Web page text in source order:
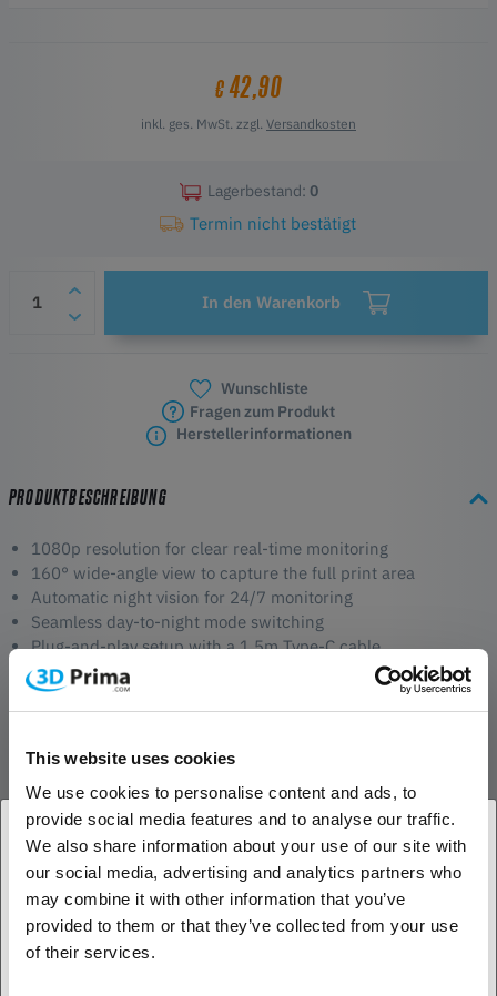
This website uses cookies
We use cookies to personalise content and ads, to
provide social media features and to analyse our traffic.
We also share information about your use of our site with
our social media, advertising and analytics partners who
may combine it with other information that you’ve
provided to them or that they’ve collected from your use
of their services.
€42,90
inkl. ges. MwSt. zzgl. Versandkosten
Lagerbestand: 0
Termin nicht bestätigt
In den Warenkorb
Wunschliste
Fragen zum Produkt
Herstellerinformationen
PRODUKTBESCHREIBUNG
1080p resolution for clear real-time monitoring
160° wide-angle view to capture the full print area
Automatic night vision for 24/7 monitoring
Seamless day-to-night mode switching
Plug-and-play setup with a 1.5m Type-C cable
Real-Time Monitoring
detailed view of your 3D prints as they progress. Whether you're
any potential issues early.
Night Vision for 24/7 Surveillance
When the lights go down, the camera automatically switches to
infrared mode using its 850nm IR light. This ensures sharp and
detailed images even in low-light conditions, so you can monitor
your prints at any time without interruptions.
1. Sind Sie Geschäftskunde oder Privatkunde?
Geschäftskunde